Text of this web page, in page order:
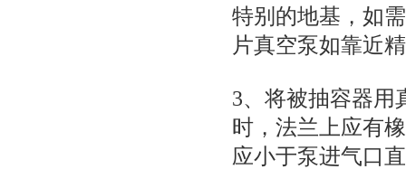
特别的地基，如
片真空泵如靠近
3、将被抽容器用
时，法兰上应有
应小于泵进气口